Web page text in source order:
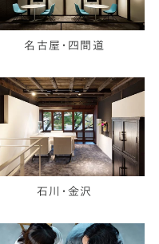
名古屋・四間道
石川・金沢